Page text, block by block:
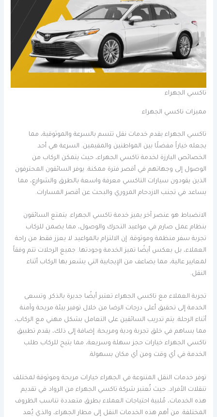
تاكسي الجهراء
مميزات تاكسي الجهراء
تاكسي الجهراء يقدم خدمات نقل تتسم بالسرعة والموثوقية، مما
يجعله خياراً مفضلًا بين المواطنين والمقيمين. السرعة هي أحد
الخصائص البارزة لخدمة تاكسي الجهراء، حيث يتمكن الركاب من
الوصول إلى وجهاتهم في أقصر فترة ممكنة. يوفر السائقون المحترفون
الذين يقودون سيارات التاكسي معرفة واسعة بالطرق والشوارع، مما
يساعد في تجنب الازدحام المروري والبحث عن أقصر المسارات.
الانضباط هو عنصر آخر يميز خدمة تاكسي الجهراء. يتمتع السائقون
بنظام عمل صارم في مواعيد التحرك والوصول، مما يضمن للركاب
تجربة سفر منظمة وموثوقة. إن الالتزام بالمواعيد لا يعزز فقط من راحة
العملاء، بل يعكس أيضًا تميز الخدمة وجودتها. جميع الرحلات تتم وفقاً
لمعايير عالية، مما يضاعف من الإيجابية التي يشعر بها الركاب أثناء
النقل.
تجربة العملاء مع تاكسي الجهراء تعتبر أيضًا جديرة بالذكر. وتسعى
الخدمة إلى تحقيق أعلى درجات الرضا من خلال توفير بيئة مريحة وآمنة
أثناء الرحلة. يتم تدريب السائقين على التعامل بشكل مهني مع الركاب،
مما يساهم في خلق تجربة ودية ومريحة. إضافة إلى ذلك، يقدم تطبيق
تاكسي الجهراء خيارات حجز سهلة وسريعة، مما يتيح للركاب طلب
الخدمة في أي وقت ومن أي مكان بسهولة.
توفر خدمات النقل المتنوعة في الجهراء خيارات مريحة وموثوقة لمختلف
تنقلات الأفراد. حيث تُعتبر شركة تاكسي الجهراء من الرواد في تقديم
هذه الخدمات، مُلبية احتياجات العملاء بطرق متعددة تناسب الظروف
المختلفة. من أهم هذه الخدمات النقل إلى مطار الجهراء، والذي يُعد